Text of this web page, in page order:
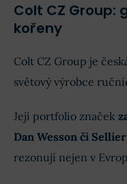
Colt CZ Group:
kořeny
Colt CZ Group je
světový výrobce
Její portfolio značek
Dan Wesson či
rezonují nejen v